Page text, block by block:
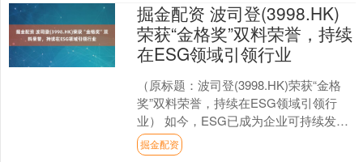
掘金配资 波司登(3998.HK)
荣获“金格奖”双料荣誉，持续
在ESG领域引领行业
（原标题：波司登(3998.HK)荣获“金格
奖”双料荣誉，持续在ESG领域引领行
业） 如今，ESG已成为企业可持续发展
的“风向标”，也是投资决策中不可或缺的
考量....
掘金配资